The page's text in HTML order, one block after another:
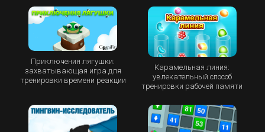
Приключения лягушки:
захватывающая игра для
тренировки времени реакции
Карамельная линия:
увлекательный способ
тренировки рабочей памяти